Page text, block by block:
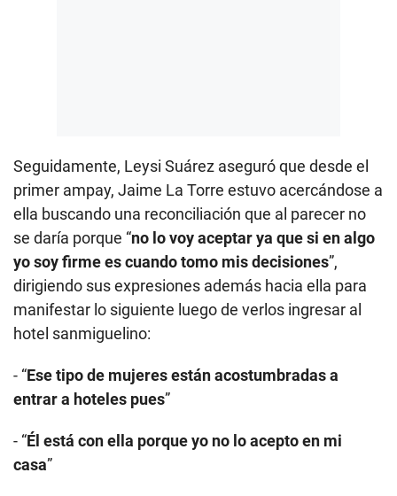
Seguidamente, Leysi Suárez aseguró que desde el
primer ampay, Jaime La Torre estuvo acercándose a
ella buscando una reconciliación que al parecer no
se daría porque “no lo voy aceptar ya que si en algo
yo soy firme es cuando tomo mis decisiones”,
dirigiendo sus expresiones además hacia ella para
manifestar lo siguiente luego de verlos ingresar al
hotel sanmiguelino:
- “Ese tipo de mujeres están acostumbradas a
entrar a hoteles pues”
- “Él está con ella porque yo no lo acepto en mi
casa”